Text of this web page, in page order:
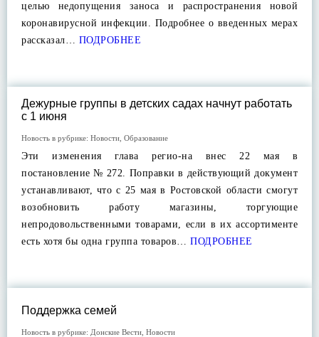
целью недопущения заноса и распространения новой
коронавирусной инфекции. Подробнее о введенных мерах
рассказал… ПОДРОБНЕЕ
Дежурные группы в детских садах начнут работать
с 1 июня
Новость в рубрике: Новости Образование
Эти изменения глава регио-на внес 22 мая в
постановление № 272. Поправки в действующий документ
устанавливают, что с 25 мая в Ростовской области смогут
возобновить работу магазины, торгующие
непродовольственными товарами, если в их ассортименте
есть хотя бы одна группа товаров… ПОДРОБНЕЕ
Поддержка семей
Новость в рубрике: Донские Вести Новости